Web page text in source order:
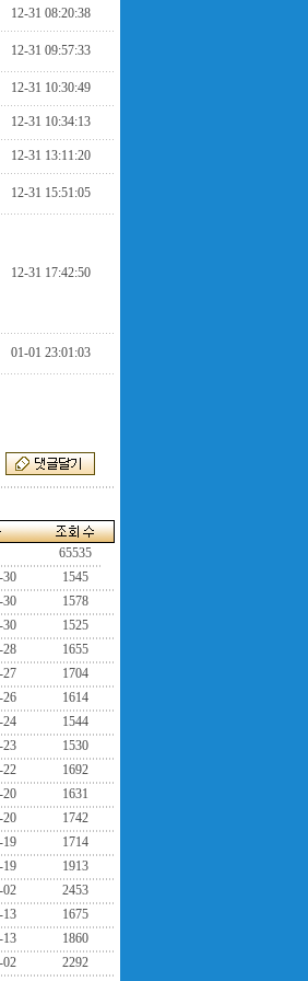
12-31 08:20:38
12-31 09:57:33
12-31 10:30:49
12-31 10:34:13
12-31 13:11:20
12-31 15:51:05
12-31 17:42:50
01-01 23:01:03
65535
30
1545
30
1578
30
1525
28
1655
27
1704
26
1614
24
1544
23
1530
22
1692
20
1631
20
1742
19
1714
19
1913
02
2453
13
1675
13
1860
02
2292